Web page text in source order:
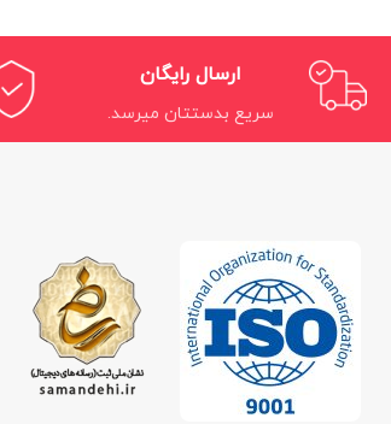
ارسال رایگان
سریع بدستتان میرسد.